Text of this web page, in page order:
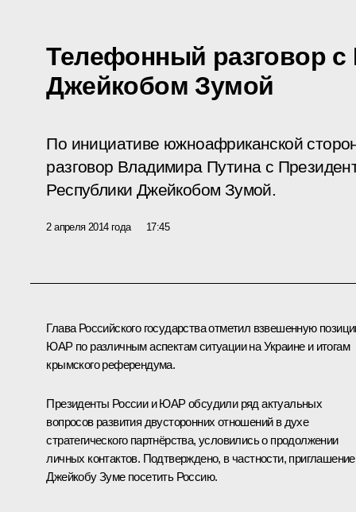
Телефонный разговор
Джейкобом Зумой
По инициативе южноафриканской
разговор Владимира Путина с
Республики Джейкобом Зумой.
2 апреля 2014 года 17:45
Глава Российского государства отметил взвешенную
ЮАР по различным аспектам ситуации на Украине и итогам
крымского референдума.
Президенты России и ЮАР обсудили ряд актуальных
вопросов развития двусторонних отношений в духе
стратегического партнёрства, условились о продолжении
личных контактов. Подтверждено, в частности, приглашение
Джейкобу Зумепосетить Россию.